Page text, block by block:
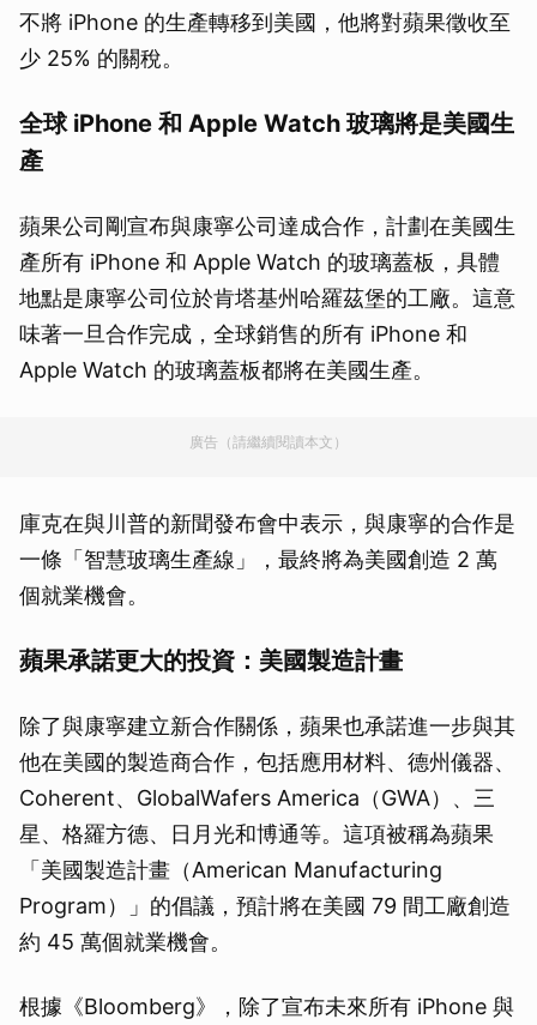
不將 iPhone 的生產轉移到美國，他將對蘋果徵收至
少 25% 的關稅。
全球 iPhone 和 Apple Watch 玻璃將是美國生
產
蘋果公司剛宣布與康寧公司達成合作，計劃在美國生
產所有 iPhone 和 Apple Watch 的玻璃蓋板，具體
地點是康寧公司位於肯塔基州哈羅茲堡的工廠。這意
味著一旦合作完成，全球銷售的所有 iPhone 和
Apple Watch 的玻璃蓋板都將在美國生產。
廣告（請繼續閱讀本文）
庫克在與川普的新聞發布會中表示，與康寧的合作是
一條「智慧玻璃生產線」，最終將為美國創造 2 萬
個就業機會。
蘋果承諾更大的投資：美國製造計畫
除了與康寧建立新合作關係，蘋果也承諾進一步與其
他在美國的製造商合作，包括應用材料、德州儀器、
Coherent、GlobalWafers America（GWA）、三
星、格羅方德、日月光和博通等。這項被稱為蘋果
「美國製造計畫（American Manufacturing
Program）」的倡議，預計將在美國 79 間工廠創造
約 45 萬個就業機會。
根據《Bloomberg》，除了宣布未來所有 iPhone 與